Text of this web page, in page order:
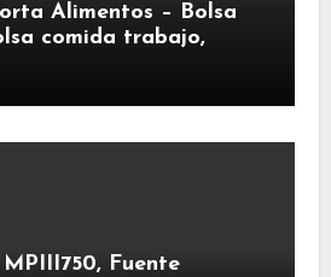
Alimentos – Bolsa
comida trabajo,
Fuente